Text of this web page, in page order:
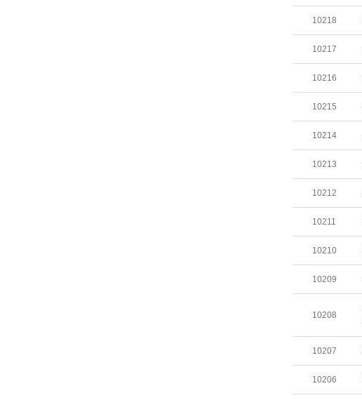
10218
10217
10216
10215
10214
10213
10212
10211
10210
10209
10208
10207
10206